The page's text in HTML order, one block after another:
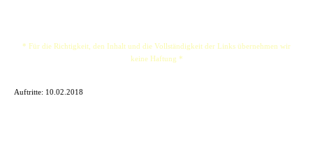
* Für die Richtigkeit, den Inhalt und die Vollständigkeit der Links übernehmen wir
keine Haftung *
Auftritte: 10.02.2018